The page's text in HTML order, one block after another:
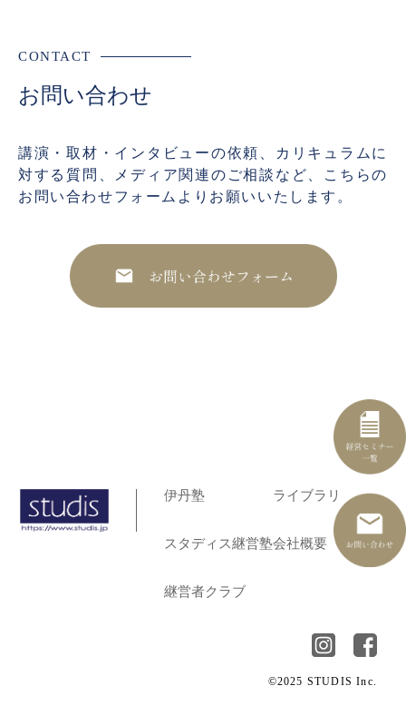
CONTACT
お問い合わせ
講演・取材・インタビューの依頼、カリキュラムに
対する質問、メディア関連のご相談など、こちらの
お問い合わせフォームよりお願いいたします。
伊丹塾
スタディス継営塾
継営者クラブ
ライブラリ
会社概要
©2025 STUDIS Inc.